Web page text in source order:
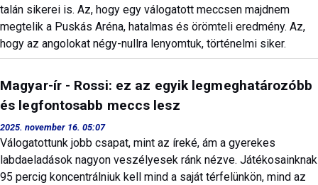
talán sikerei is. Az, hogy egy válogatott meccsen majdnem
megtelik a Puskás Aréna, hatalmas és örömteli eredmény. Az,
hogy az angolokat négy-nullra lenyomtuk, történelmi siker.
Magyar-ír - Rossi: ez az egyik legmeghatározóbb
és legfontosabb meccs lesz
2025. november 16. 05:07
Válogatottunk jobb csapat, mint az íreké, ám a gyerekes
labdaeladások nagyon veszélyesek ránk nézve. Játékosainknak
95 percig koncentrálniuk kell mind a saját térfelünkön, mind az